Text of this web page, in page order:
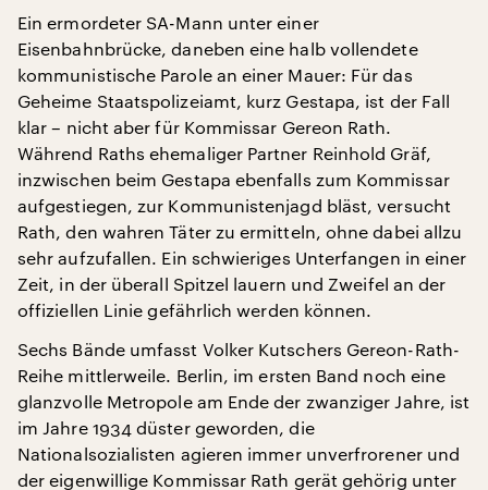
Ein ermordeter SA-Mann unter einer
Eisenbahnbrücke, daneben eine halb vollendete
kommunistische Parole an einer Mauer: Für das
Geheime Staatspolizeiamt, kurz Gestapa, ist der Fall
klar – nicht aber für Kommissar Gereon Rath.
Während Raths ehemaliger Partner Reinhold Gräf,
inzwischen beim Gestapa ebenfalls zum Kommissar
aufgestiegen, zur Kommunistenjagd bläst, versucht
Rath, den wahren Täter zu ermitteln, ohne dabei allzu
sehr aufzufallen. Ein schwieriges Unterfangen in einer
Zeit, in der überall Spitzel lauern und Zweifel an der
offiziellen Linie gefährlich werden können.
Sechs Bände umfasst Volker Kutschers Gereon-Rath-
Reihe mittlerweile. Berlin, im ersten Band noch eine
glanzvolle Metropole am Ende der zwanziger Jahre, ist
im Jahre 1934 düster geworden, die
Nationalsozialisten agieren immer unverfrorener und
der eigenwillige Kommissar Rath gerät gehörig unter